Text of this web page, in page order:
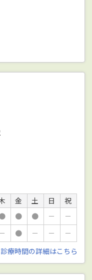
金 土 日
祝
● ● －
－
－ ● － －
－
診療時間の詳細はこちら